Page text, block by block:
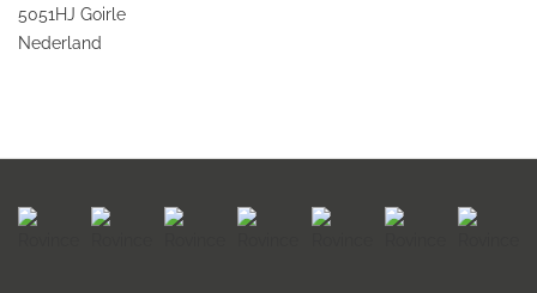
5051HJ Goirle
Nederland